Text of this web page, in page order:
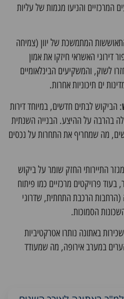
המרכזיים והניעו מגמות של עליות
המתמשכת של יוון (צמיחה
ושיפור דירוגי האשראי חיזקו את אמון
לשוק, והמשקיעים הבינלאומיים
ים תיכוניות אחרות.
: הביקוש לבתים חדשים, במיוחד דירות
בהרבה על ההיצע. הבנייה השנתית
מה שמחריף את התחרות על נכסים
התיירותי החזק שומר על ביקוש
פרויקטים מרכזיים כמו פיתוח
(הרחבות הרכבת התחתית, שדרוגי
הסמוכות.
באתונה נותרו אטרקטיביות
הערים במערב אירופה, מה שמעודד